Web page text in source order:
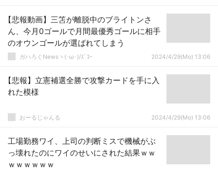
【悲報動画】三笘が離脱中のブライトンさ
ん、今月0ゴールで月間最優秀ゴールに相手
のオウンゴールが選ばれてしまう
ガハろぐNewsヽ(･ω･)/ｽﾞｺｰ 2024/4/29(Mo) 13:06
【悲報】立憲補選全勝で攻撃カードを手に入
れた模様
おーるじゃんる 2024/4/29(Mo) 13:06
工場勤務ワイ、上司の判断ミスで機械がぶ
っ壊れたのにワイのせいにされた結果ｗｗ
ｗｗｗｗｗｗ